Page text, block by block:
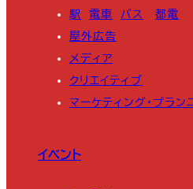
駅 電車 バス
都電
屋外広告
メディア
クリエイティブ
マーケティング・プラン
イベント